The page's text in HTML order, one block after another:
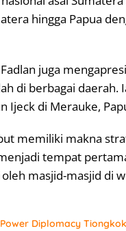
hingga Papua
juga
di berbagai daerah.
Ijeck di Merauke,
memiliki makna
tempat
masjid-masjid di
Diplomacy Tiongkok